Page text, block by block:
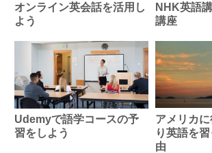
オンライン英会話を活用し
よう
NHK英語
講座
Udemyで語学コースの予
習をしよう
アメリカ
り英語を
由